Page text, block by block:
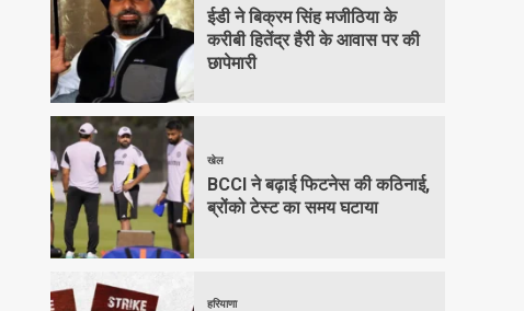
ईडी ने बिक्रम सिंह मजीठिया के
करीबी हितेंद्र हैरी के आवास पर की
छापेमारी
खेल
BCCI ने बढ़ाई फिटनेस की कठिनाई,
ब्रोंको टेस्ट का समय घटाया
हरियाणा